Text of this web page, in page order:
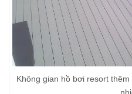
Không gian hồ bơi resort